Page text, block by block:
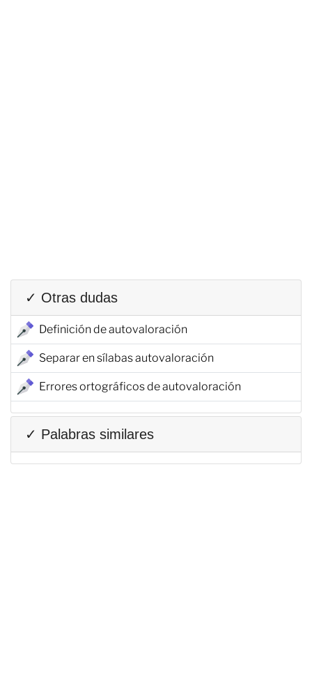
✓ Otras dudas
Definición de autovaloración
Separar en sílabas autovaloración
Errores ortográficos de autovaloración
✓ Palabras similares